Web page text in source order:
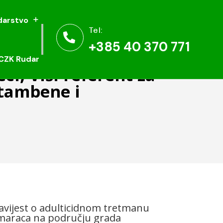
Rudar
 Tel:
+385 40 370 771
Rudar

Tel:
+385 40 370 771
Viši referent za
i
o adulticidnom tretmanu
na području grada